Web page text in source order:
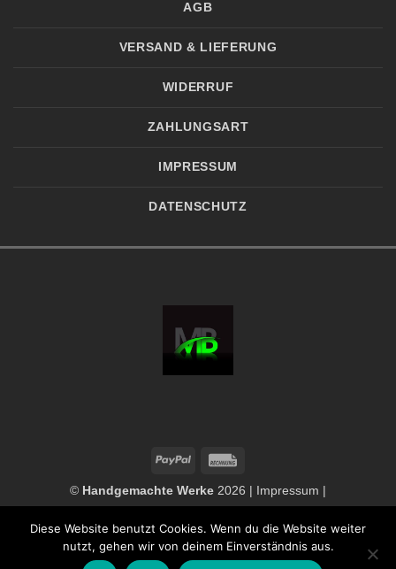
AGB
VERSAND & LIEFERUNG
WIDERRUF
ZAHLUNGSART
IMPRESSUM
DATENSCHUTZ
PayPal
© Handgemachte Werke 2026 | Impressum |
Datenschutzerklärung|Widerrufsbelehrung|AGB
VERTRAG WIDERRUFEN
Diese Website benutzt Cookies. Wenn du die Website weiter
nutzt, gehen wir von deinem Einverständnis aus.